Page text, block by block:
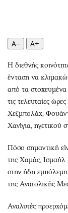
Παράξενα
Πολιτισμός
Σινεμά
Θέατρο-Χορός
Μουσική
Εικαστικά
Χειρόγραφα
A− A+
Η διεθνής
ένταση να
από τα στοχευμένα
τις τελευταίες
Χεζμπολάχ,
Χανίγια, ηγετικού
Πόσο σημαντική
της Χαμάς, Ισμαήλ
στην ήδη εμπόλεμη
της Ανατολικής
Αναλυτές